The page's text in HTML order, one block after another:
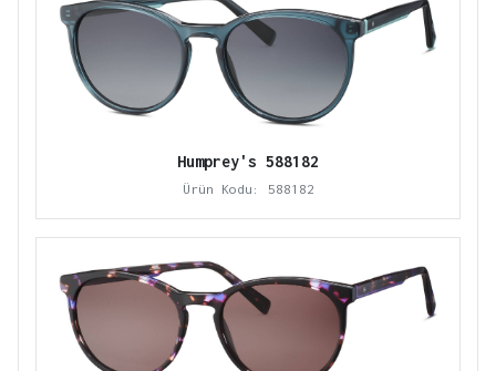
Humprey's 588182
Ürün Kodu: 588182